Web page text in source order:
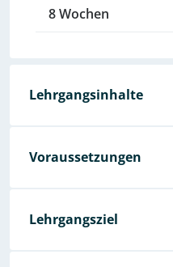
8 Wochen
Lehrgangsinhalte
Voraussetzungen
Lehrgangsziel